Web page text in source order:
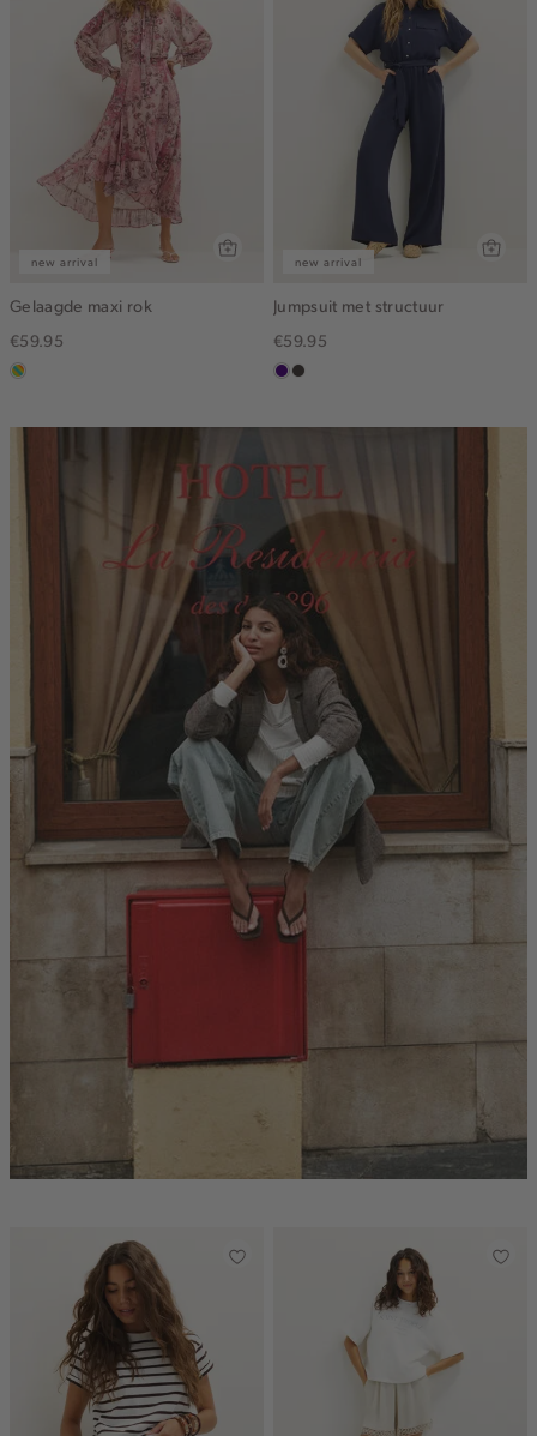
new arrival
Gelaagde maxi rok
€59.95
meerkleurig
new arrival
Jumpsuit met structuur
€59.95
indigochoco